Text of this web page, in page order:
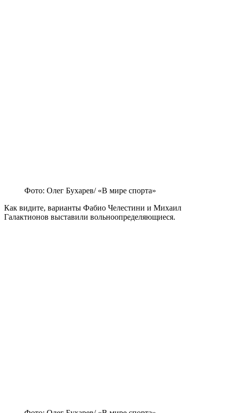
Фото: Олег Бухарев/ «В мире спорта»
Как видите, варианты Фабио Челестини и Михаил
Галактионов выставили вольноопределяющиеся.